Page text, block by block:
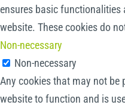
ensures basic
website. These cookies do
Non-necessary
Non-necessary
Any cookies that may not be
website to function and is